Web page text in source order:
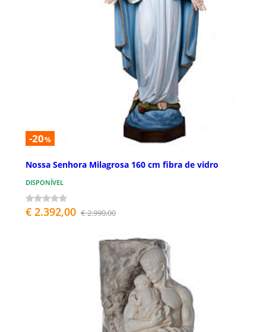
-20%
Nossa Senhora Milagrosa 160 cm fibra de vidro
DISPONÍVEL
€ 2.392,00 € 2.990,00